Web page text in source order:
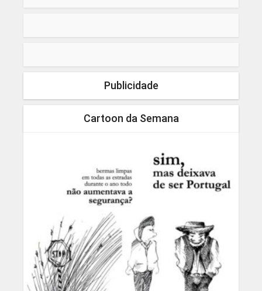
Publicidade
Cartoon da Semana